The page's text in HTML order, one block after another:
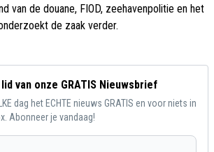
van de douane, FIOD, zeehavenpolitie en het
de zaak verder.
van onze GRATIS Nieuwsbrief
dag het ECHTE nieuws GRATIS en voor niets in
Abonneer je vandaag!